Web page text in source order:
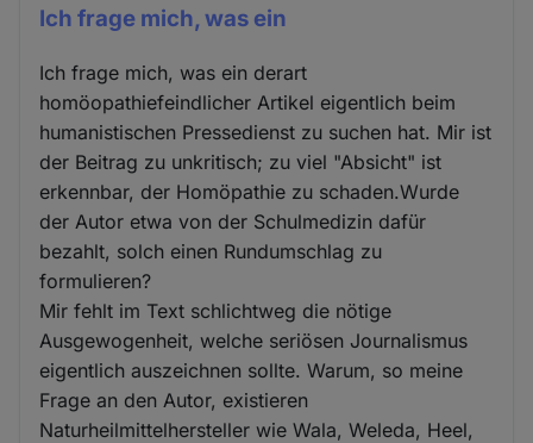
Ich frage mich, was ein
Ich frage mich, was ein derart
homöopathiefeindlicher Artikel eigentlich beim
humanistischen Pressedienst zu suchen hat. Mir ist
der Beitrag zu unkritisch; zu viel "Absicht" ist
erkennbar, der Homöpathie zu schaden.Wurde
der Autor etwa von der Schulmedizin dafür
bezahlt, solch einen Rundumschlag zu
formulieren?
Mir fehlt im Text schlichtweg die nötige
Ausgewogenheit, welche seriösen Journalismus
eigentlich auszeichnen sollte. Warum, so meine
Frage an den Autor, existieren
Naturheilmittelhersteller wie Wala, Weleda, Heel,